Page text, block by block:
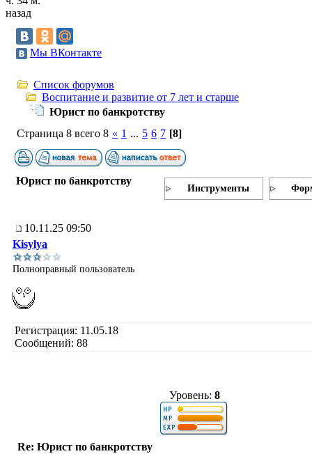
назад
Мы ВКонтакте
Список форумов
Воспитание и развитие от 7 лет и старше
Юрист по банкротству
Страница 8 всего 8 « 1 ... 5 6 7 [8]
Юрист по банкротству
Инструменты
10.11.25 09:50
Kisylya
Полноправный пользователь
Регистрация: 11.05.18
Сообщений: 88
Уровень: 8
Re: Юрист по банкротству